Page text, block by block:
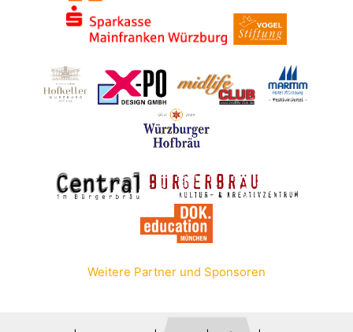
Weitere Partner und Sponsoren